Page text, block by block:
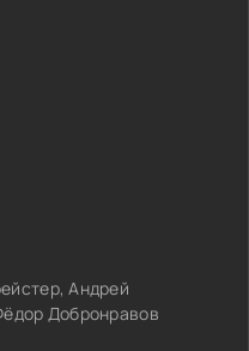
Андрей
Добронравов